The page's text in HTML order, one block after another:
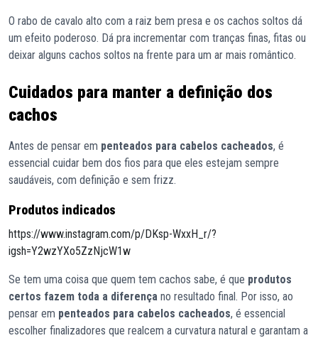
O rabo de cavalo alto com a raiz bem presa e os cachos soltos dá
um efeito poderoso. Dá pra incrementar com tranças finas, fitas ou
deixar alguns cachos soltos na frente para um ar mais romântico.
Cuidados para manter a definição dos
cachos
Antes de pensar em penteados para cabelos cacheados, é
essencial cuidar bem dos fios para que eles estejam sempre
saudáveis, com definição e sem frizz.
Produtos indicados
https://www.instagram.com/p/DKsp-WxxH_r/?
igsh=Y2wzYXo5ZzNjcW1w
Se tem uma coisa que quem tem cachos sabe, é que produtos
certos fazem toda a diferença no resultado final. Por isso, ao
pensar em penteados para cabelos cacheados, é essencial
escolher finalizadores que realcem a curvatura natural e garantam a